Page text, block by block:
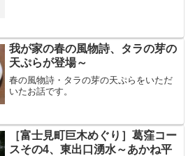
我が家の春の風物詩、タラの芽の
天ぷらが登場～
春の風物詩・タラの芽の天ぷらをいただ
いたお話です。
［富士見町巨木めぐり］葛窪コー
スその4、東出口湧水～あかね平